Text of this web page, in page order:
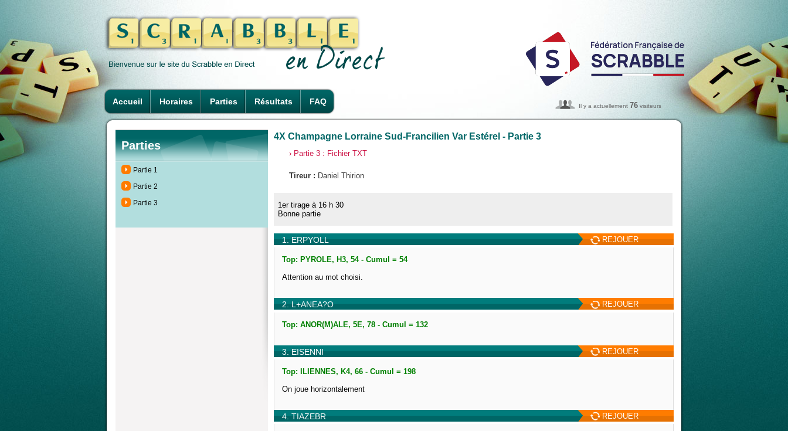
Accueil Horaires Parties Résultats FAQ Il y a actuellement 76 visiteurs
Parties
Partie 1
Partie 2
Partie 3
4X Champagne Lorraine Sud-Francilien Var Estérel - Partie 3
› Partie 3 : Fichier TXT
Tireur : Daniel Thirion
1er tirage à 16 h 30
Bonne partie
1. ERPYOLL REJOUER
Top: PYROLE, H3, 54 - Cumul = 54
Attention au mot choisi.
2. L+ANEA?O REJOUER
Top: ANOR(M)ALE, 5E, 78 - Cumul = 132
3. EISENNI REJOUER
Top: ILIENNES, K4, 66 - Cumul = 198
On joue horizontalement
4. TIAZEBR REJOUER